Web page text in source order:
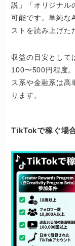
説」「オリジナル
可能です。単純な
ストを読み上げた
収益の目安として
100〜500円程度
ス系や金融系は高
ります。
TikTokで稼ぐ場